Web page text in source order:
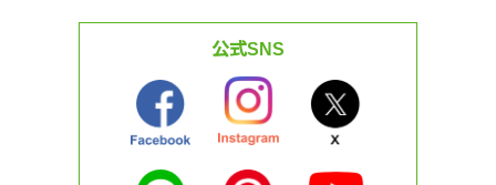
公式SNS